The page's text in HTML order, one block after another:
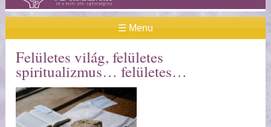
☰ Menu
Felületes világ, felületes
spiritualizmus… felületes